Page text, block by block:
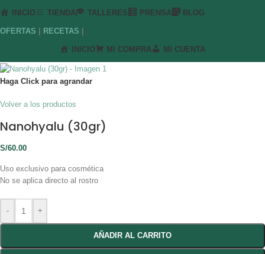
INICIO TIENDA TALLERES PRENSA BLOG
OFERTAS RECETAS
INICIO MI COMPRA MI CUENTA
Haga Click para agrandar
Volver a los productos
Nanohyalu (30gr)
S/60.00
Uso exclusivo para cosmética
No se aplica directo al rostro
- +
AÑADIR AL CARRITO